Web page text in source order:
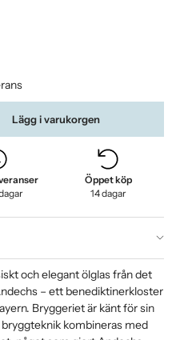
Lägg i varukorgen
Öppet köp
14 dagar
och elegant ölglas från det
– ett benediktinerkloster
Bryggeriet är känt för sin
kombineras med